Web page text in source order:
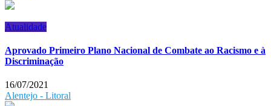
Atualidade
Aprovado Primeiro Plano Nacional de Combate ao Racismo e à
Discriminação
16/07/2021
Alentejo - Litoral